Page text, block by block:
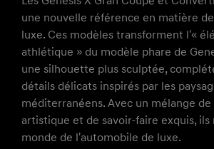
une nouvelle référence en matière
luxe. Ces modèles transforment l'«
athlétique » du modèle phare de
une silhouette plus sculptée,
détails délicats inspirés par les
méditerranéens. Avec un mélange
artistique et de savoir-faire exquis,
monde de l'automobile de luxe.